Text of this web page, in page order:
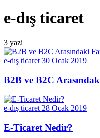
e-dış ticaret
3 yazi
e-dış ticaret 30 Ocak 2019
B2B ve B2C
e-dış ticaret 28 Ocak 2019
E-Ticaret Nedir?